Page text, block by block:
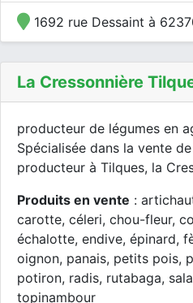
1692 rue Dessaint à
La Cressonnière
producteur de légumes en
Spécialisée dans la vente
producteur à Tilques, la
Produits en vente :
carotte, céleri, chou-fleur,
échalotte, endive, épinard,
oignon, panais, petits pois,
potiron, radis, rutabaga,
topinambour